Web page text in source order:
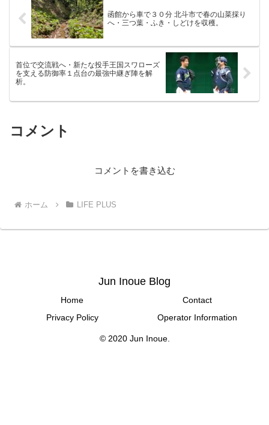
函館から車で３０分 北斗市で春の山菜採り
へ・三つ葉・ふき・しどけを収穫。
首位で交流戦へ・新たな投手王国スワローズ
を支える防御率１点台の最強中継ぎ陣を解
析。
コメント
コメントを書き込む
ホーム LIFE PLUS
Jun Inoue Blog
Home
Contact
Privacy Policy
Operator Information
© 2020 Jun Inoue.